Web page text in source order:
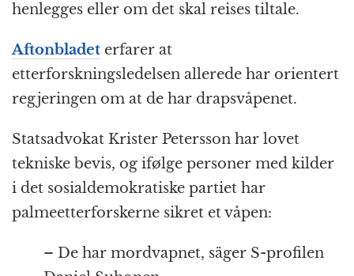
henlegges eller om det skal reises tiltale.
Aftonbladet erfarer at
etterforskningsledelsen allerede har orientert
regjeringen om at de har drapsvåpenet.
Statsadvokat Krister Petersson har lovet
tekniske bevis, og ifølge personer med kilder
i det sosialdemokratiske partiet har
palmeetterforskerne sikret et våpen:
– De har mordvapnet, säger S-profilen